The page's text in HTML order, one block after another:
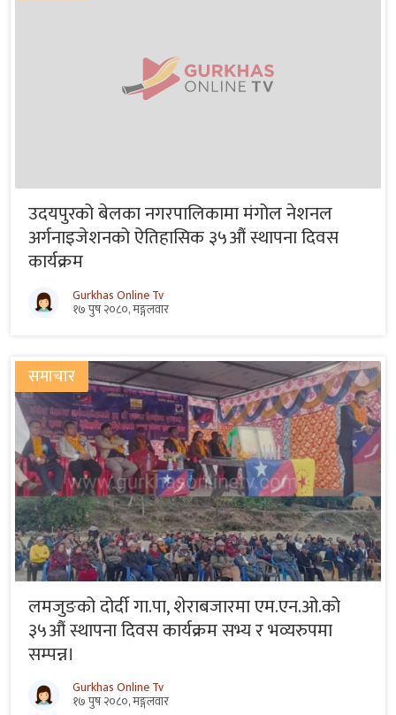
उदयपुरको बेलका नगरपालिकामा मंगोल नेशनल
अर्गनाइजेशनको ऐतिहासिक ३५औं स्थापना दिवस
कार्यक्रम
Gurkhas Online Tv
१७ पुष २०८०, मङ्गलवार
समाचार
लमजुङको दोर्दी गा.पा, शेराबजारमा एम.एन.ओ.को
३५औं स्थापना दिवस कार्यक्रम सभ्य र भव्यरुपमा
सम्पन्न।
Gurkhas Online Tv
१७ पुष २०८०, मङ्गलवार